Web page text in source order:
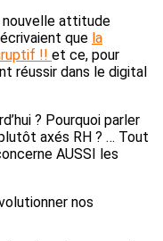
nouvelle attitude
que la
!! et ce, pour
réussir dans le digital
? Pourquoi parler
axés RH ? … Tout
AUSSI les
nos